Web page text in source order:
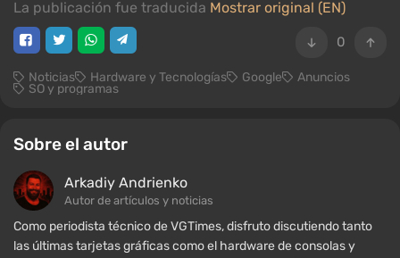
La publicación fue traducida Mostrar original (EN)
0
Noticias Hardware y Tecnologías Google Anuncios
SO y programas
Sobre el autor
Arkadiy Andrienko
Autor de artículos y noticias
Como periodista técnico de VGTimes, disfruto discutiendo tanto
las últimas tarjetas gráficas como el hardware de consolas y